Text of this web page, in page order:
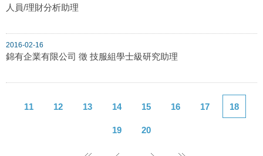
人員/理財分析助理
2016-02-16
錦有企業有限公司 徵 技服組學士級研究助理
11 12 13 14 15 16 17 18
19 20